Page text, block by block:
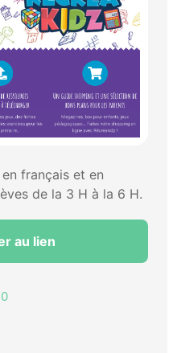
français et en
de la 3 H à la 6 H.
au lien
0